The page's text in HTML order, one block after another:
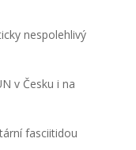
nespolehlivý
v Česku i na
fasciitidou